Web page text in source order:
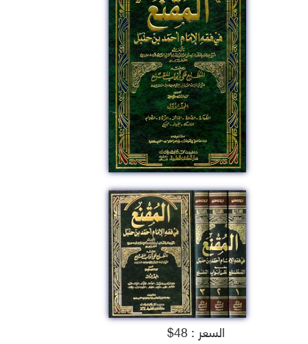
السعر : 48$